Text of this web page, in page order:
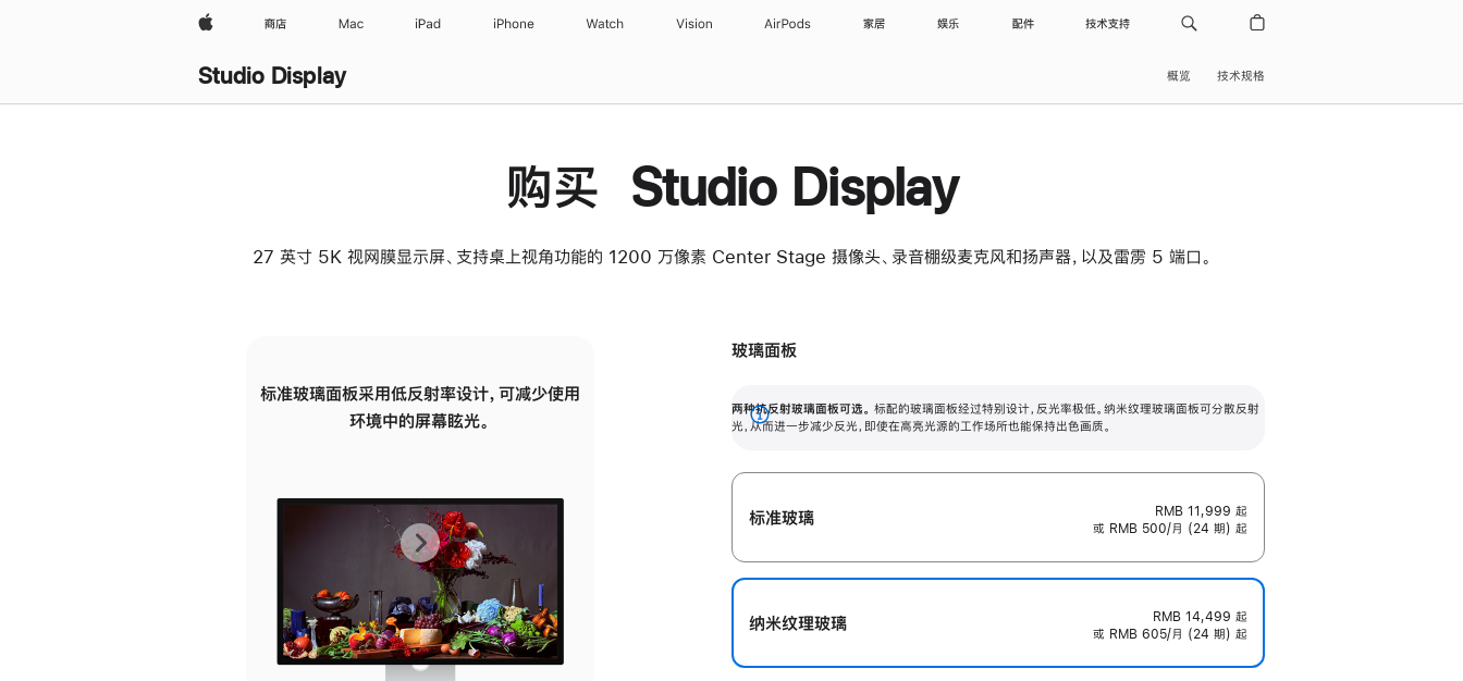
Apple 商店 Mac iPad iPhone Watch Vision AirPods 家居 娱乐 配件 技术支持
Studio Display 概览 技术规格
购买 Studio Display
27 英寸 5K 视网膜显示屏、支持桌上视角功能的 1200 万像素 Center Stage 摄像头、录音棚级麦克风和扬声器，以及雷雳 5 端口。
标准玻璃面板采用低反射率设计，可减少使用
环境中的屏幕眩光。
有高亮光源的场所使用，也能保持出色画质。
上
一
张
图
下
一
张
图
玻璃面板
两种抗反射玻璃面板可选。 标配的玻璃面板经过特别设计，反光率极低。纳米纹理玻璃面板可分散反射
光，从而进一步减少反光，即使在高亮光源的工作场所也能保持出色画质。
展
标准玻璃 RMB 11,999 起
或 RMB 500/月 (24 期) 起
纳米纹理玻璃 RMB 14,499 起
或 RMB 605/月 (24 期) 起